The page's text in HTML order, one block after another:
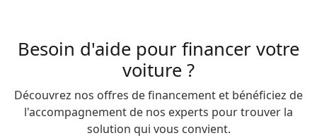
Besoin d'aide pour financer votre
voiture ?
Découvrez nos offres de financement et bénéficiez de
l'accompagnement de nos experts pour trouver la
solution qui vous convient.